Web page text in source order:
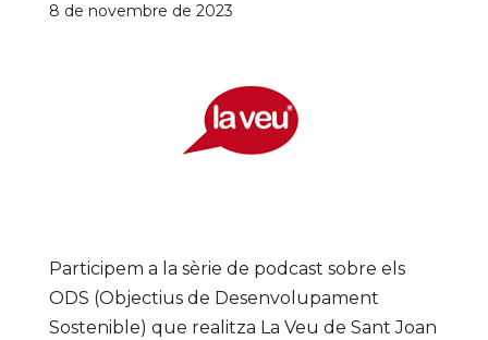
8 de novembre de 2023
Participem a la sèrie de podcast sobre els
ODS (Objectius de Desenvolupament
Sostenible) que realitza La Veu de Sant Joan